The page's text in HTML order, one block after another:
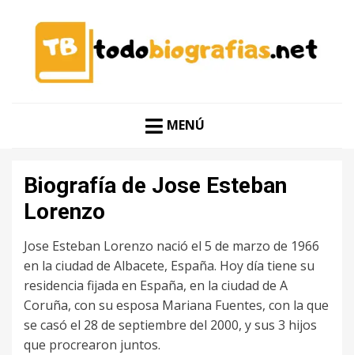
TODO BIOGRAFÍAS
MENÚ
Biografía de Jose Esteban
Lorenzo
Jose Esteban Lorenzo nació el 5 de marzo de 1966
en la ciudad de Albacete, España. Hoy día tiene su
residencia fijada en España, en la ciudad de A
Coruña, con su esposa Mariana Fuentes, con la que
se casó el 28 de septiembre del 2000, y sus 3 hijos
que procrearon juntos.